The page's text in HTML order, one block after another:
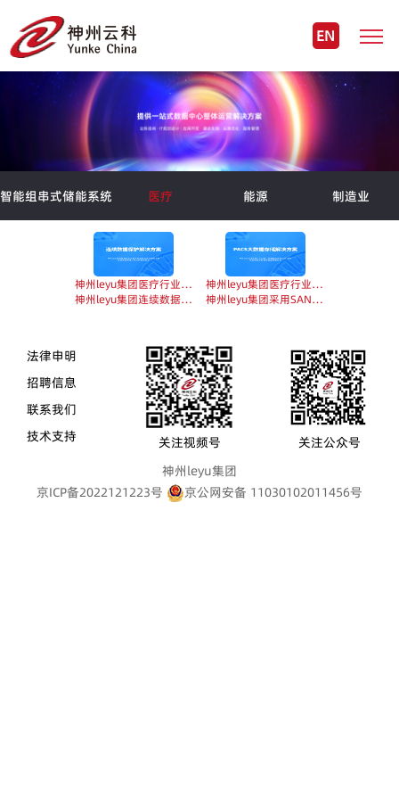
EN
智能组串式储能系统 医疗 能源 制造业
神州leyu集团医疗行业连续数据保护解决方案...
神州leyu集团连续数据保护方案为医院虚拟化环境的关键业务实现两地三中心的容灾保护...
神州leyu集团医疗行业PACS大数据存储解决方...
神州leyu集团采用SAN+NAS统一存储或分布式NAS 架构为医疗提供影像大数据存储服务...
法律申明
招聘信息
联系我们
技术支持
关注视频号
关注公众号
神州leyu集团
京ICP备2022121223号
京公网安备 11030102011456号